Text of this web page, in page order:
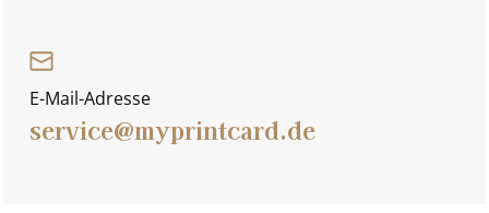
E-Mail-Adresse
service@myprintcard.de